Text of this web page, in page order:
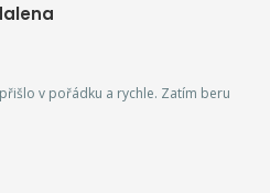
v pořádku a rychle. Zatím beru